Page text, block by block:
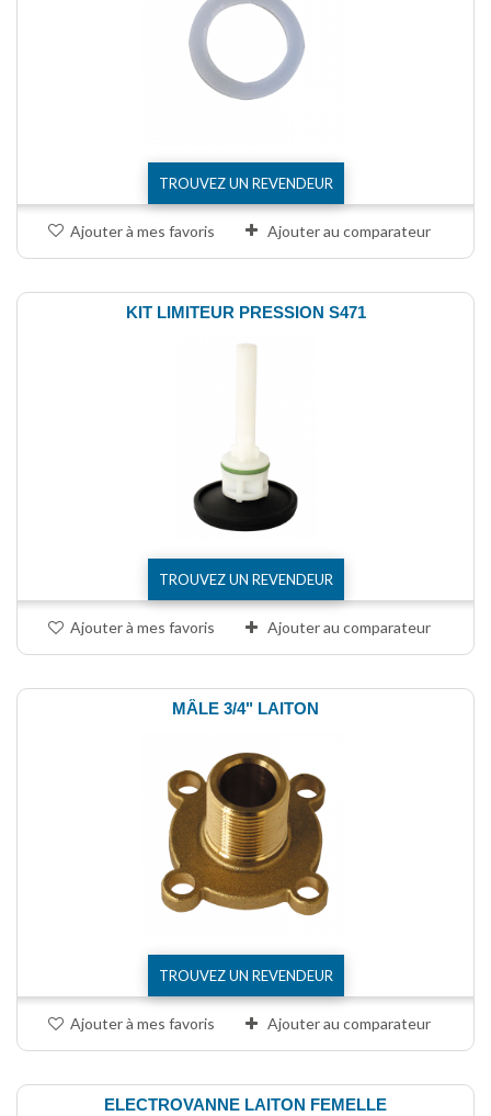
TROUVEZ UN REVENDEUR
Ajouter à mes favoris Ajouter au comparateur
KIT LIMITEUR PRESSION S471
TROUVEZ UN REVENDEUR
Ajouter à mes favoris Ajouter au comparateur
MÂLE 3/4" LAITON
TROUVEZ UN REVENDEUR
Ajouter à mes favoris Ajouter au comparateur
ELECTROVANNE LAITON FEMELLE